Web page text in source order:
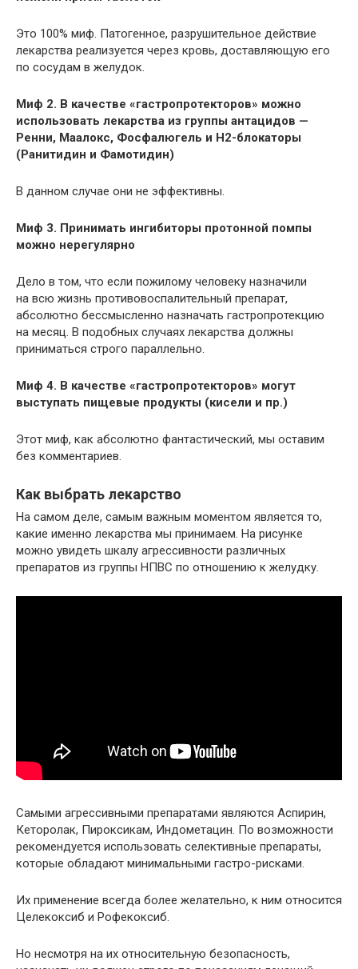
Это 100% миф. Патогенное, разрушительное действие
лекарства реализуется через кровь, доставляющую его
по сосудам в желудок.
Миф 2. В качестве «гастропротекторов» можно
использовать лекарства из группы антацидов —
Ренни, Маалокс, Фосфалюгель и H2-блокаторы
(Ранитидин и Фамотидин)
В данном случае они не эффективны.
Миф 3. Принимать ингибиторы протонной помпы
можно нерегулярно
Дело в том, что если пожилому человеку назначили
на всю жизнь противовоспалительный препарат,
абсолютно бессмысленно назначать гастропротекцию
на месяц. В подобных случаях лекарства должны
приниматься строго параллельно.
Миф 4. В качестве «гастропротекторов» могут
выступать пищевые продукты (кисели и пр.)
Этот миф, как абсолютно фантастический, мы оставим
без комментариев.
Как выбрать лекарство
На самом деле, самым важным моментом является то,
какие именно лекарства мы принимаем. На рисунке
можно увидеть шкалу агрессивности различных
препаратов из группы НПВС по отношению к желудку.
Самыми агрессивными препаратами являются Аспирин,
Кеторолак, Пироксикам, Индометацин. По возможности
рекомендуется использовать селективные препараты,
которые обладают минимальными гастро-рисками.
Их применение всегда более желательно, к ним относится
Целекоксиб и Рофекоксиб.
Но несмотря на их относительную безопасность,